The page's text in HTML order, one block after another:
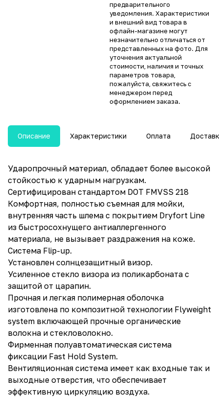
предварительного
уведомления. Характеристики
и внешний вид товара в
офлайн-магазине могут
незначительно отличаться от
представленных на фото. Для
уточнения актуальной
стоимости, наличия и точных
параметров товара,
пожалуйста, свяжитесь с
менеджером перед
оформлением заказа.
Описание Характеристики Оплата
Ударопрочный материал, обладает более высокой
стойкостью к ударным нагрузкам.
Сертифицирован стандартом DOT FMVSS 218
Комфортная, полностью съемная для мойки,
внутренняя часть шлема с покрытием Dryfort Line
из быстросохнущего антиаллергенного
материала, не вызывает раздражения на коже.
Система Flip-up.
Установлен солнцезащитный визор.
Усиленное стекло визора из поликарбоната с
защитой от царапин.
Прочная и легкая полимерная оболочка
изготовлена по композитной технологии Flyweight
system включающей прочные органические
волокна и стекловолокно.
Фирменная полуавтоматическая система
фиксации Fast Hold System.
Вентиляционная система имеет как входные так и
выходные отверстия, что обеспечивает
эффективную циркуляцию воздуха.